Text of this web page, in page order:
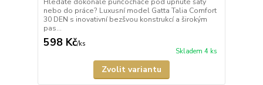
Hledáte dokonalé punčocháče pod upnuté šaty
nebo do práce? Luxusní model Gatta Talia Comfort
30 DEN s inovativní bezšvou konstrukcí a širokým
pas...
598 Kč/ks
Skladem 4 ks
Zvolit variantu